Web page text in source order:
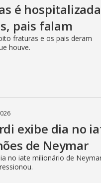
é hospitalizada
pais falam
fraturas e os pais deram
houve.
exibe dia no
de Neymar
no iate milionário de